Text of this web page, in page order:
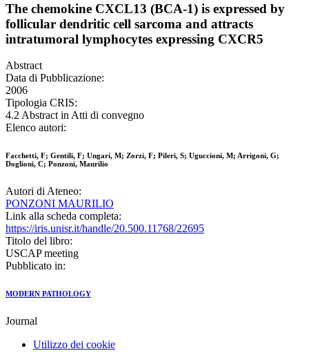
The chemokine CXCL13 (BCA-1) is expressed by
follicular dendritic cell sarcoma and attracts
intratumoral lymphocytes expressing CXCR5
Abstract
Data di Pubblicazione:
2006
Tipologia CRIS:
4.2 Abstract in Atti di convegno
Elenco autori:
Facchetti, F; Gentili, F; Ungari, M; Zorzi, F; Pileri, S; Uguccioni, M; Arrigoni, G;
Doglioni, C; Ponzoni, Maurilio
Autori di Ateneo:
PONZONI MAURILIO
Link alla scheda completa:
https://iris.unisr.it/handle/20.500.11768/22695
Titolo del libro:
USCAP meeting
Pubblicato in:
MODERN PATHOLOGY
Journal
Utilizzo dei cookie